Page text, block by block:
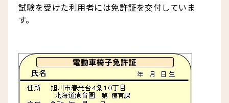
試験を受けた利用者には免許証を交付していま
す。